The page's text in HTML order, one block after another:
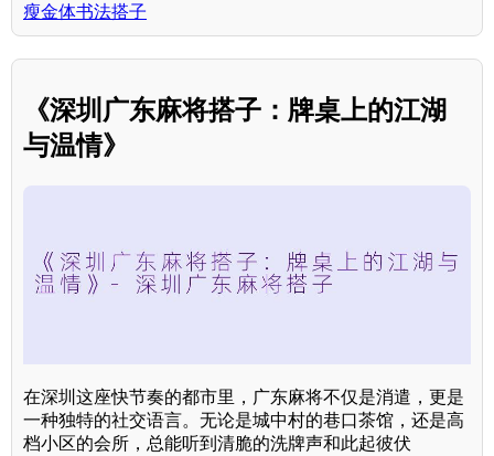
瘦金体书法搭子
《深圳广东麻将搭子：牌桌上的江湖
与温情》
在深圳这座快节奏的都市里，广东麻将不仅是消遣，更是
一种独特的社交语言。无论是城中村的巷口茶馆，还是高
档小区的会所，总能听到清脆的洗牌声和此起彼伏